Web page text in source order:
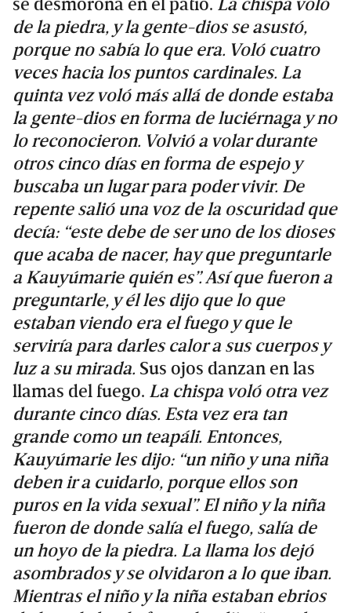
se desmorona en el patio. La chispa voló
de la piedra, y la gente-dios se asustó,
porque no sabía lo que era. Voló cuatro
veces hacia los puntos cardinales. La
quinta vez voló más allá de donde estaba
la gente-dios en forma de luciérnaga y no
lo reconocieron. Volvió a volar durante
otros cinco días en forma de espejo y
buscaba un lugar para poder vivir. De
repente salió una voz de la oscuridad que
decía: “este debe de ser uno de los dioses
que acaba de nacer, hay que preguntarle
a Kauyúmarie quién es”. Así que fueron a
preguntarle, y él les dijo que lo que
estaban viendo era el fuego y que le
serviría para darles calor a sus cuerpos y
luz a su mirada. Sus ojos danzan en las
llamas del fuego. La chispa voló otra vez
durante cinco días. Esta vez era tan
grande como un teapáli. Entonces,
Kauyúmarie les dijo: “un niño y una niña
deben ir a cuidarlo, porque ellos son
puros en la vida sexual”. El niño y la niña
fueron de donde salía el fuego, salía de
un hoyo de la piedra. La llama los dejó
asombrados y se olvidaron a lo que iban.
Mientras el niño y la niña estaban ebrios